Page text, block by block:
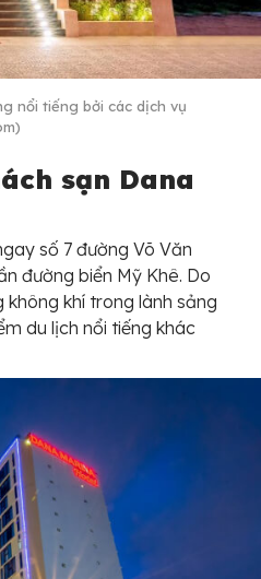
nổi tiếng bởi các dịch vụ
sạn Dana
số 7 đường Võ Văn
đường biển Mỹ Khê. Do
không khí trong lành sảng
du lịch nổi tiếng khác